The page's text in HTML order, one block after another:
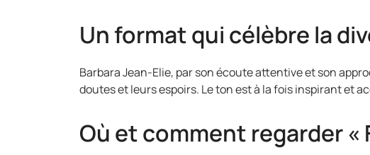
Un format qui célèbre la
Barbara Jean-Elie, par son écoute attentive et son
doutes et leurs espoirs. Le ton est à la fois inspirant et
Où et comment regarder «